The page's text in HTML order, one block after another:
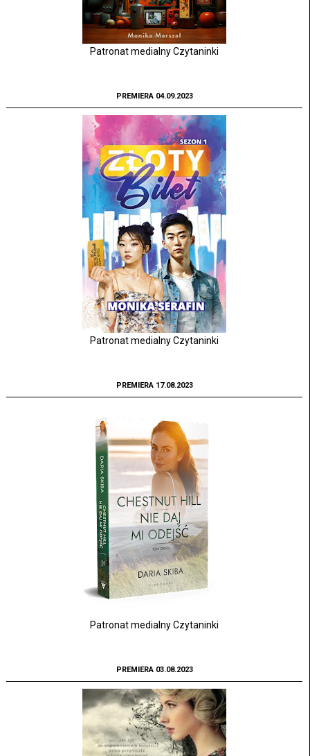
Patronat medialny Czytaninki
PREMIERA 04.09.2023
Patronat medialny Czytaninki
PREMIERA 17.08.2023
Patronat medialny Czytaninki
PREMIERA 03.08.2023